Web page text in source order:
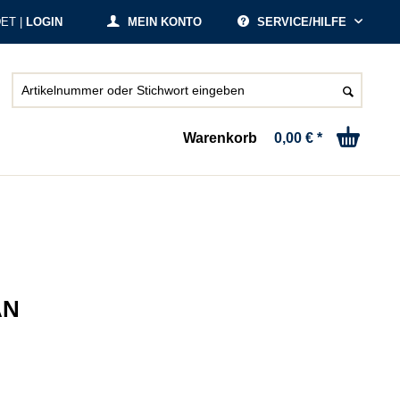
SERVICE/HILFE
MEIN KONTO
| LOGIN
Warenkorb 0,00 € *